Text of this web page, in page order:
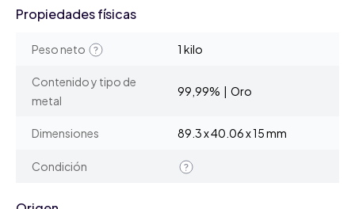
Propiedades físicas
Peso neto 1 kilo
Contenido y tipo de
metal
99,99% | Oro
Dimensiones 89.3 x 40.06 x 15 mm
Condición